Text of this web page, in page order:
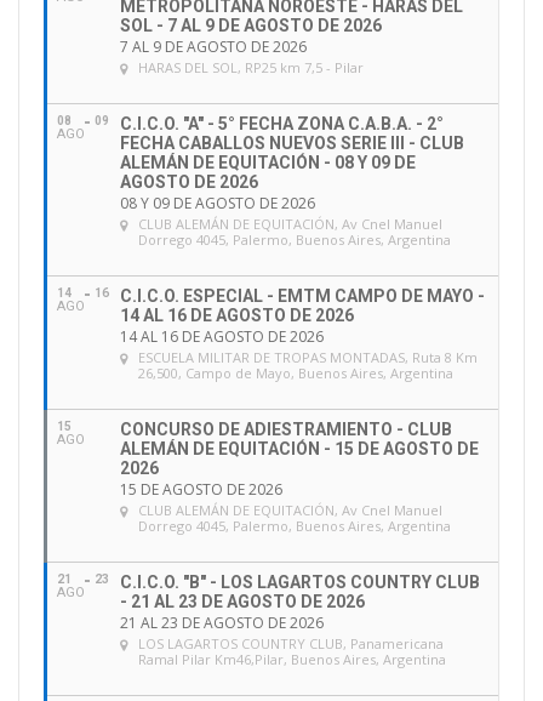
METROPOLITANA NOROESTE - HARAS DEL
SOL - 7 AL 9 DE AGOSTO DE 2026
7 AL 9 DE AGOSTO DE 2026
HARAS DEL SOL, RP25 km 7,5 - Pilar
08
AGO
09
C.I.C.O. "A" - 5° FECHA ZONA C.A.B.A. - 2°
FECHA CABALLOS NUEVOS SERIE III - CLUB
ALEMÁN DE EQUITACIÓN - 08 Y 09 DE
AGOSTO DE 2026
08 Y 09 DE AGOSTO DE 2026
CLUB ALEMÁN DE EQUITACIÓN, Av Cnel Manuel
Dorrego 4045, Palermo, Buenos Aires, Argentina
14
AGO
16
C.I.C.O. ESPECIAL - EMTM CAMPO DE MAYO -
14 AL 16 DE AGOSTO DE 2026
14 AL 16 DE AGOSTO DE 2026
ESCUELA MILITAR DE TROPAS MONTADAS, Ruta 8 Km
26,500, Campo de Mayo, Buenos Aires, Argentina
15
AGO
CONCURSO DE ADIESTRAMIENTO - CLUB
ALEMÁN DE EQUITACIÓN - 15 DE AGOSTO DE
2026
15 DE AGOSTO DE 2026
CLUB ALEMÁN DE EQUITACIÓN, Av Cnel Manuel
Dorrego 4045, Palermo, Buenos Aires, Argentina
21
AGO
23
C.I.C.O. "B" - LOS LAGARTOS COUNTRY CLUB
- 21 AL 23 DE AGOSTO DE 2026
21 AL 23 DE AGOSTO DE 2026
LOS LAGARTOS COUNTRY CLUB, Panamericana
Ramal Pilar Km46,Pilar, Buenos Aires, Argentina